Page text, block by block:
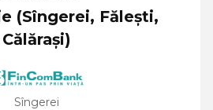
(Sîngerei, Fălești,
Călărași)
Sîngerei